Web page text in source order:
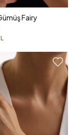
Fairy